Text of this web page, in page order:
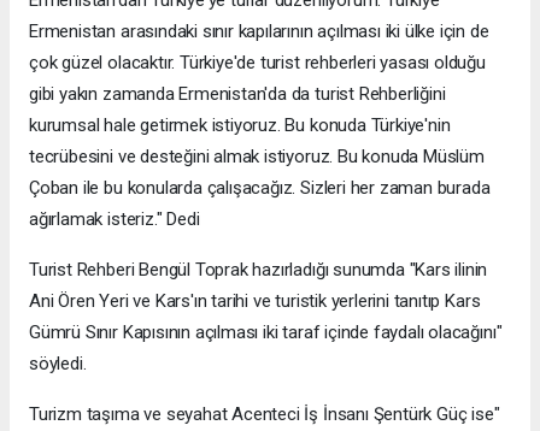
Ermenistan arasındaki sınır kapılarının açılması iki ülke için de
çok güzel olacaktır. Türkiye'de turist rehberleri yasası olduğu
gibi yakın zamanda Ermenistan'da da turist Rehberliğini
kurumsal hale getirmek istiyoruz. Bu konuda Türkiye'nin
tecrübesini ve desteğini almak istiyoruz. Bu konuda Müslüm
Çoban ile bu konularda çalışacağız. Sizleri her zaman burada
ağırlamak isteriz." Dedi
Turist Rehberi Bengül Toprak hazırladığı sunumda "Kars ilinin
Ani Ören Yeri ve Kars'ın tarihi ve turistik yerlerini tanıtıp Kars
Gümrü Sınır Kapısının açılması iki taraf içinde faydalı olacağını"
söyledi.
Turizm taşıma ve seyahat Acenteci İş İnsanı Şentürk Güç ise"